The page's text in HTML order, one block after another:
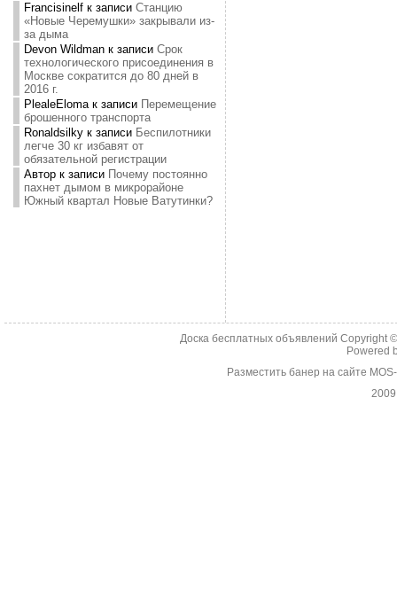
Francisinelfк записи Станцию
«Новые Черемушки» закрывали из-
за дыма
Devon Wildmanк записи Срок
технологического присоединения в
Москве сократится до 80 дней в
2016 г.
PlealeElomaк записи Перемещение
брошенного транспорта
Ronaldsilkyк записи Беспилотники
легче 30 кг избавят от
обязательной регистрации
Авторк записи Почему постоянно
пахнет дымом в микрорайоне
Южный квартал Новые Ватутинки?
Доска бесплатных объявлений Copyright
Powered
Разместить банер на сайте